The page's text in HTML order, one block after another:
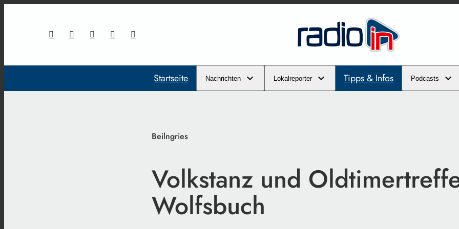
Startseite Nachrichten Lokalreporter Tipps & Infos Podcasts
Beilngries
Volkstanz und
Wolfsbuch